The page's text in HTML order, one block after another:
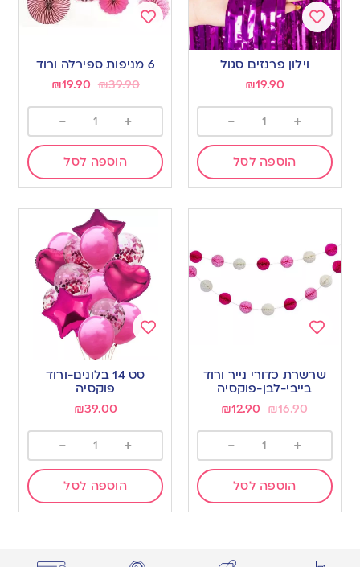
Add
wishlist
וילון פרנזים סגול
₪19.90
+
-
הוספה לסל
to6 מניפות ספירלה ורוד
₪39.90
₪19.90
+
-
הוספה לסל
to
wishlist
שרשרת כדורי נייר ורוד
בייבי-לבן-פוקסיה
₪16.90
₪12.90
+
-
הוספה לסל
סט 14 בלונים-ורוד
פוקסיה
₪39.00
+
-
הוספה לסל